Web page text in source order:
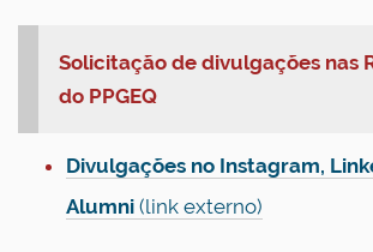
Solicitação de divulgações nas
do PPGEQ
Divulgações no Instagram,
Alumni (link externo)